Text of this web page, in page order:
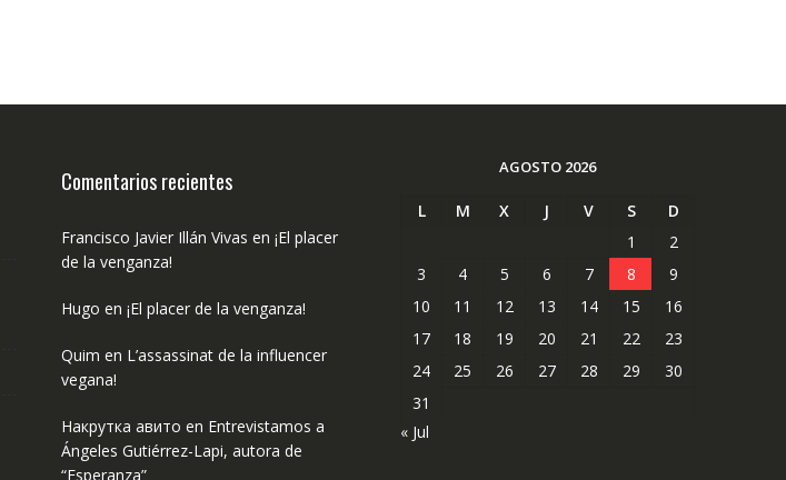
Comentarios recientes
Francisco Javier Illán Vivas en ¡El placer
de la venganza!
Hugo en ¡El placer de la venganza!
Quim en L’assassinat de la influencer
vegana!
Накрутка авито en Entrevistamos a
Ángeles Gutiérrez-Lapi, autora de
“Esperanza”
AGOSTO 2026
L M X J V S
D
1
2
3
4 5 6 7 8
9
10
11 12 13 14 15
16
17
18 19 20 21 22
23
24
25 26 27 28 29
30
31
« Jul